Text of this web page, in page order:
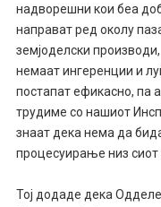
надворешни кои беа
направат ред околу
земјоделски
немаат ингеренции и
постапат ефикасно, па
трудиме со нашиот
знаат дека нема да
процесуирање низ сиот
Тој додаде дека